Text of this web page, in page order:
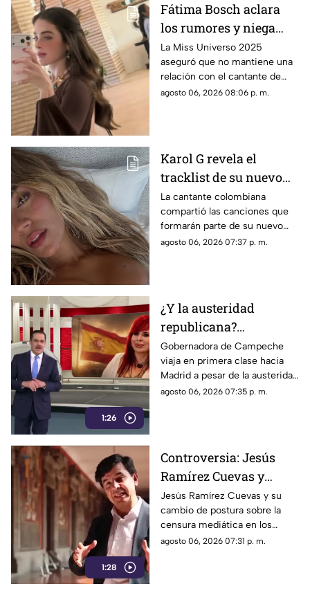
Fátima Bosch aclara
los rumores y niega
tener un romance con
Natanael Cano
La Miss Universo 2025
aseguró que no mantiene una
relación con el cantante de
corridos tumbados.
agosto 06, 2026 08:06 p. m.
Karol G revela el
tracklist de su nuevo
álbum antes de su
lanzamiento; esta es la
lista completa
La cantante colombiana
compartió las canciones que
formarán parte de su nuevo
material de estudio,
agosto 06, 2026 07:37 p. m.
1:26
¿Y la austeridad
republicana?
Gobernadora Layda
Sansores viaja en
primera clase hacia
Madrid
Gobernadora de Campeche
viaja en primera clase hacia
Madrid a pesar de la austeridad
republicana.
agosto 06, 2026 07:35 p. m.
1:28
Controversia: Jesús
Ramírez Cuevas y
Censura a los Medios
de Comunicación
Jesús Ramírez Cuevas y su
cambio de postura sobre la
censura mediática en los
medios de comunicación.
agosto 06, 2026 07:31 p. m.